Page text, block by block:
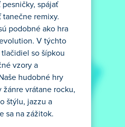
spájať
tanečne remixy.
podobné ako hra
V týchto
so šípkou
vzory a
hudobné hry
žánre vrátane rocku,
štýlu, jazzu a
sa na zážitok.